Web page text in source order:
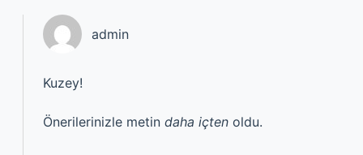
admin
Kuzey!
Önerilerinizle metin daha içten oldu.